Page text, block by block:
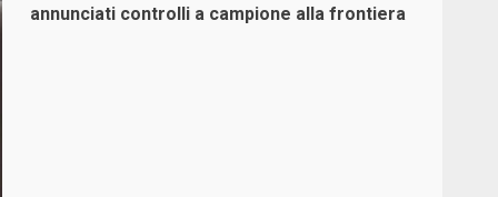
annunciati controlli a campione alla frontiera